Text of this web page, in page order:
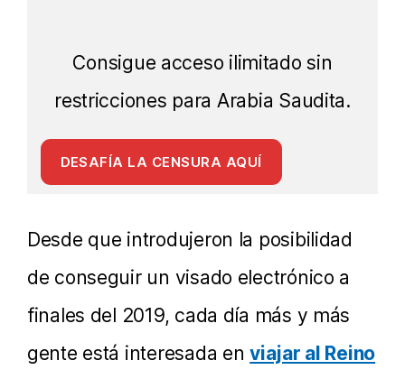
Consigue acceso ilimitado sin
restricciones para Arabia Saudita.
DESAFÍA LA CENSURA AQUÍ
Desde que introdujeron la posibilidad
de conseguir un visado electrónico a
finales del 2019, cada día más y más
gente está interesada enviajar al Reino